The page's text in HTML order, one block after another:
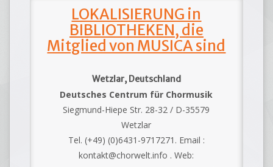
LOKALISIERUNG in
BIBLIOTHEKEN, die
Mitglied von MUSICA sind
Wetzlar, Deutschland
Deutsches Centrum für Chormusik
Siegmund-Hiepe Str. 28-32 / D-35579
Wetzlar
Tel. (+49) (0)6431-9717271. Email :
kontakt@chorwelt.info . Web: